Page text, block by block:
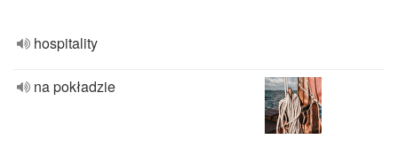
hospitality
na pokładzie